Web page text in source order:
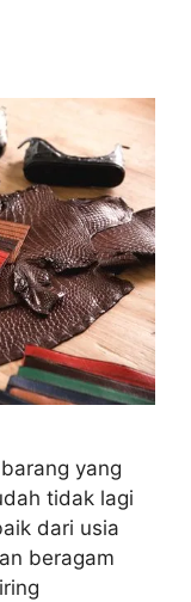
yang
tidak lagi
dari usia
beragam